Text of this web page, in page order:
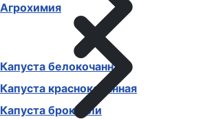
Капуста белокочанная
Капуста краснокочанная
Капуста брокколи
Агрохимия